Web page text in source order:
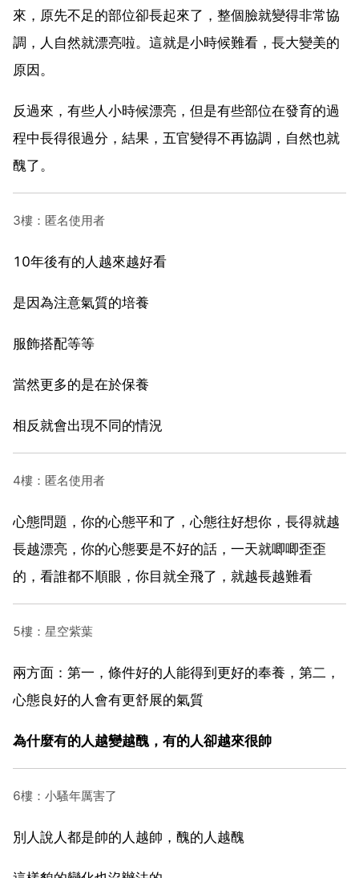
來，原先不足的部位卻長起來了，整個臉就變得非常協
調，人自然就漂亮啦。這就是小時候難看，長大變美的
原因。
反過來，有些人小時候漂亮，但是有些部位在發育的過
程中長得很過分，結果，五官變得不再協調，自然也就
醜了。
3樓：匿名使用者
10年後有的人越來越好看
是因為注意氣質的培養
服飾搭配等等
當然更多的是在於保養
相反就會出現不同的情況
4樓：匿名使用者
心態問題，你的心態平和了，心態往好想你，長得就越
長越漂亮，你的心態要是不好的話，一天就唧唧歪歪
的，看誰都不順眼，你目就全飛了，就越長越難看
5樓：星空紫葉
兩方面：第一，條件好的人能得到更好的奉養，第二，
心態良好的人會有更舒展的氣質
為什麼有的人越變越醜，有的人卻越來很帥
6樓：小騷年厲害了
別人說人都是帥的人越帥，醜的人越醜